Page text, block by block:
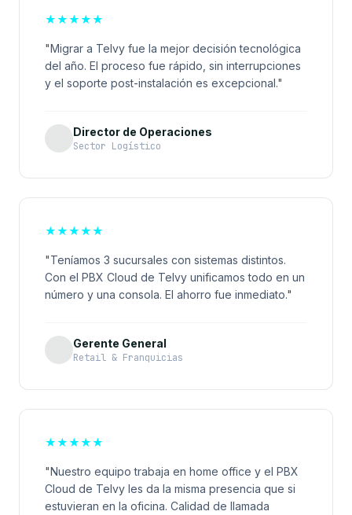
★★★★★
"Migrar a Telvy fue la mejor decisión tecnológica
del año. El proceso fue rápido, sin interrupciones
y el soporte post-instalación es excepcional."
Director de Operaciones
Sector Logístico
★★★★★
"Teníamos 3 sucursales con sistemas distintos.
Con el PBX Cloud de Telvy unificamos todo en un
número y una consola. El ahorro fue inmediato."
Gerente General
Retail & Franquicias
★★★★★
"Nuestro equipo trabaja en home office y el PBX
Cloud de Telvy les da la misma presencia que si
estuvieran en la oficina. Calidad de llamada